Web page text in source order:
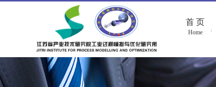
首 页
Home